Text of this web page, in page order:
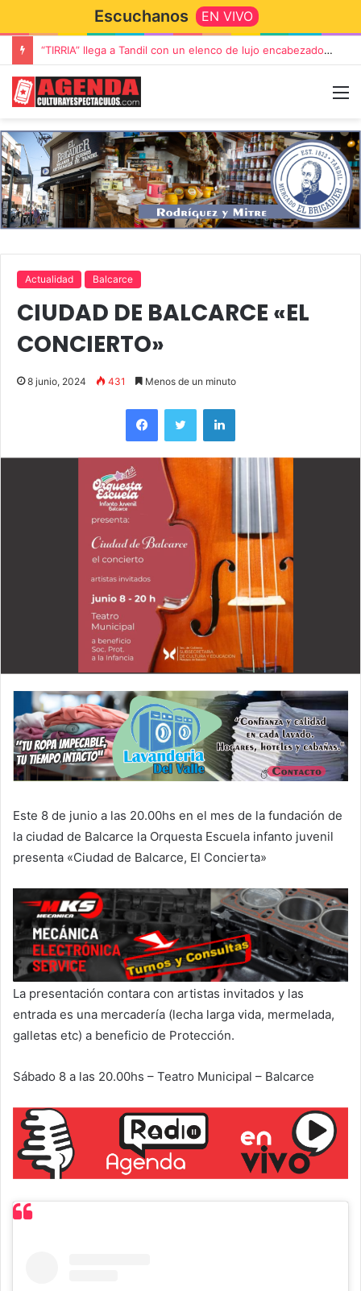
Escuchanos EN VIVO
“TIRRIA” llega a Tandil con un elenco de lujo encabezado por Capusotto, Spregelburd y Stefani
Actualidad Balcarce
CIUDAD DE BALCARCE «EL
CONCIERTO»
8 junio, 2024 431 Menos de un minuto
Este 8 de junio a las 20.00hs en el mes de la fundación de
la ciudad de Balcarce la Orquesta Escuela infanto juvenil
presenta «Ciudad de Balcarce, El Concierta»
La presentación contara con artistas invitados y las
entrada es una mercadería (lecha larga vida, mermelada,
galletas etc) a beneficio de Protección.
Sábado 8 a las 20.00hs – Teatro Municipal – Balcarce